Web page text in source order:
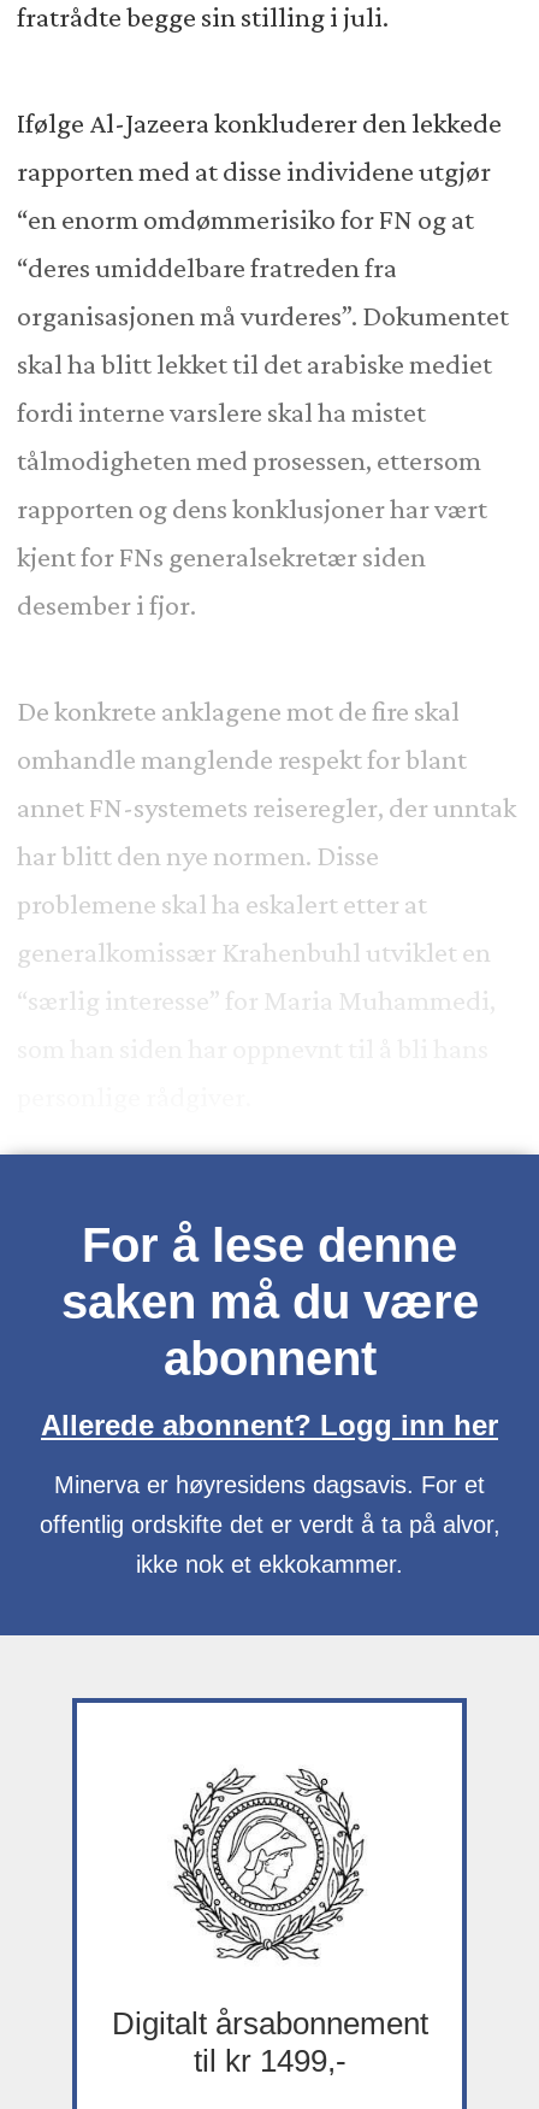
fratrådte begge sin stilling i juli.
Ifølge Al-Jazeera konkluderer den lekkede
rapporten med at disse individene utgjør
“en enorm omdømmerisiko for FN og at
“deres umiddelbare fratreden fra
organisasjonen må vurderes”. Dokumentet
skal ha blitt lekket til det arabiske mediet
fordi interne varslere skal ha mistet
tålmodigheten med prosessen, ettersom
rapporten og dens konklusjoner har vært
kjent for FNs generalsekretær siden
desember i fjor.
De konkrete anklagene mot de fire skal
omhandle manglende respekt for blant
annet FN-systemets reiseregler, der unntak
har blitt den nye normen. Disse
problemene skal ha eskalert etter at
generalkomissær Krahenbuhl utviklet en
“særlig interesse” for Maria Muhammedi,
For å lese denne
saken må du være
abonnent
Allerede abonnent? Logg inn her
Minerva er høyresidens dagsavis. For et
offentlig ordskifte det er verdt å ta på alvor,
ikke nok et ekkokammer.
Digitalt årsabonnement
til kr 1499,-